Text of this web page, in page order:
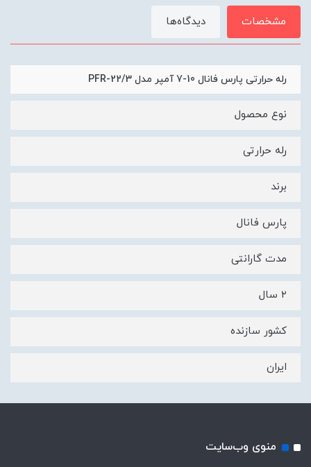
مشخصات دیدگاه‌ها
رله حرارتی پارس فانال 10-7 آمپر مدل PFR-22/3
نوع محصول
رله حرارتی
برند
پارس فانال
مدت گارانتی
۲ سال
کشور سازنده
ایران
منوی وب‌سایت